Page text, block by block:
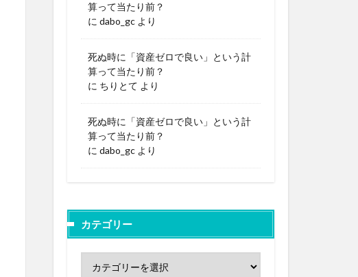
算って当たり前？
に dabo_gc より
死ぬ時に「資産ゼロで良い」という計
算って当たり前？
に ちりとて より
死ぬ時に「資産ゼロで良い」という計
算って当たり前？
に dabo_gc より
カテゴリー